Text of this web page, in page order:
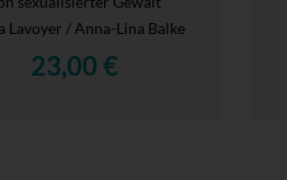
Lavoyer / Anna-Lina Balke
23,00 €